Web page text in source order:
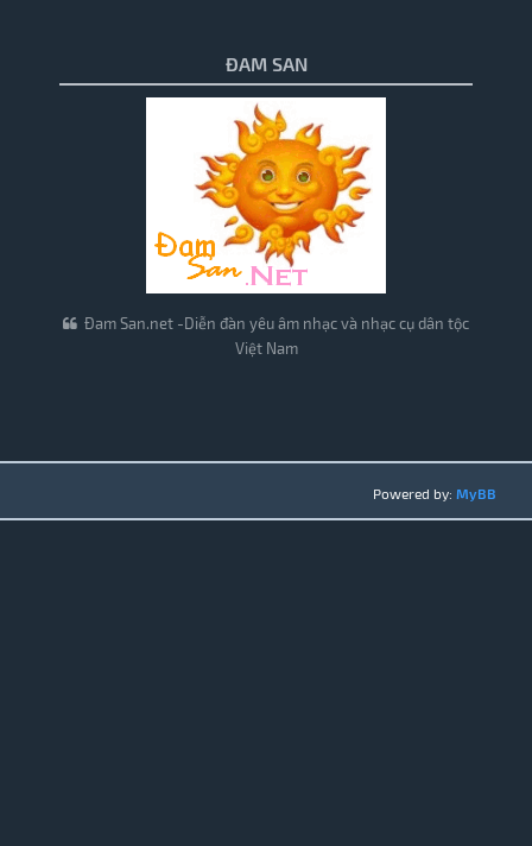
ĐAM SAN
Đam San.net -Diễn đàn yêu âm nhạc và nhạc cụ dân tộc
Việt Nam
Powered by: MyBB